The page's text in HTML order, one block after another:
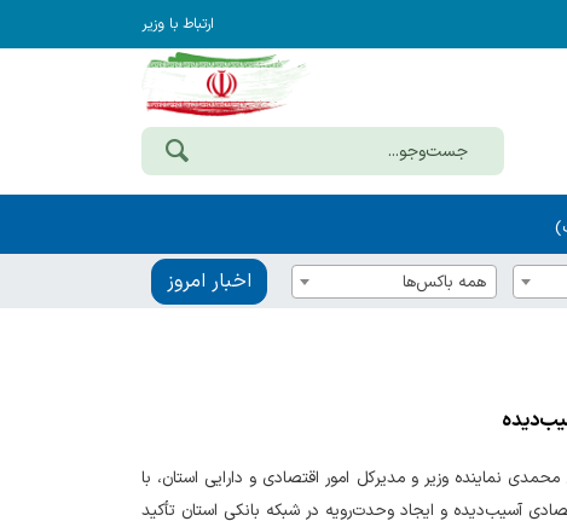
ارتباط با وزیر
همه باکس‌ها اخبار امروز
نماینده وزیر و مدیرکل امور اقتصادی و دارایی استان، با
آسیب‌دیده و ایجاد وحدت‌رویه در شبکه بانکی استان تأکید